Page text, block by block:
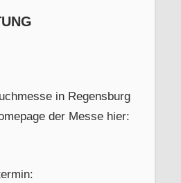
in Regensburg
der Messe hier: